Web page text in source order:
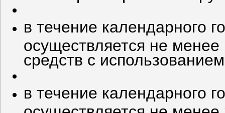
в течение календарного
осуществляется не
средств с
в течение календарного
осуществляется не